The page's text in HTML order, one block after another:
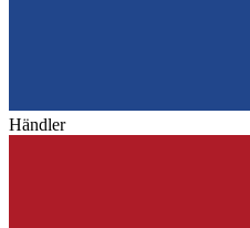
Händler